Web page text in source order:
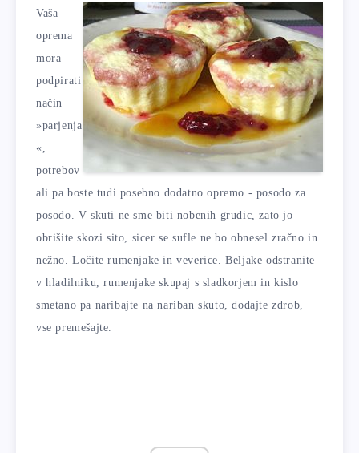
Vaša
oprema
mora
podpirati
način
»parjenja
«,
potrebov
ali pa boste tudi posebno dodatno opremo - posodo za
posodo. V skuti ne sme biti nobenih grudic, zato jo
obrišite skozi sito, sicer se sufle ne bo obnesel zračno in
nežno. Ločite rumenjake in veverice. Beljake odstranite
v hladilniku, rumenjake skupaj s sladkorjem in kislo
smetano pa naribajte na nariban skuto, dodajte zdrob,
vse premešajte.